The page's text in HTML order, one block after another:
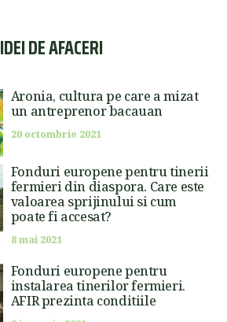
IDEI DE AFACERI
Aronia, cultura pe care a mizat
un antreprenor bacauan
20 octombrie 2021
Fonduri europene pentru tinerii
fermieri din diaspora. Care este
valoarea sprijinului si cum
poate fi accesat?
8 mai 2021
Fonduri europene pentru
instalarea tinerilor fermieri.
AFIR prezinta conditiile